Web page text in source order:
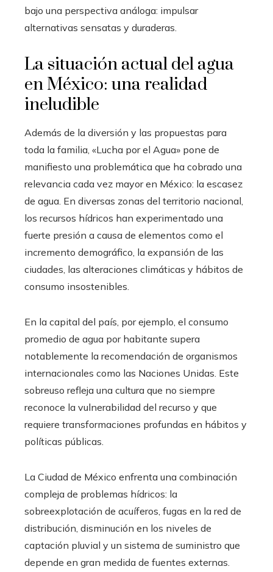
bajo una perspectiva análoga: impulsar
alternativas sensatas y duraderas.
La situación actual del agua
en México: una realidad
ineludible
Además de la diversión y las propuestas para
toda la familia, «Lucha por el Agua» pone de
manifiesto una problemática que ha cobrado una
relevancia cada vez mayor en México: la escasez
de agua. En diversas zonas del territorio nacional,
los recursos hídricos han experimentado una
fuerte presión a causa de elementos como el
incremento demográfico, la expansión de las
ciudades, las alteraciones climáticas y hábitos de
consumo insostenibles.
En la capital del país, por ejemplo, el consumo
promedio de agua por habitante supera
notablemente la recomendación de organismos
internacionales como las Naciones Unidas. Este
sobreuso refleja una cultura que no siempre
reconoce la vulnerabilidad del recurso y que
requiere transformaciones profundas en hábitos y
políticas públicas.
La Ciudad de México enfrenta una combinación
compleja de problemas hídricos: la
sobreexplotación de acuíferos, fugas en la red de
distribución, disminución en los niveles de
captación pluvial y un sistema de suministro que
depende en gran medida de fuentes externas.